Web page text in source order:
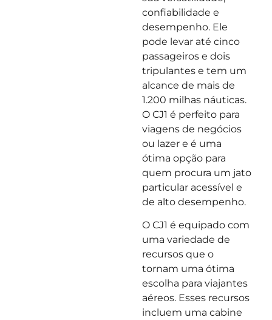
confiabilidade e
desempenho. Ele
pode levar até cinco
passageiros e dois
tripulantes e tem um
alcance de mais de
1.200 milhas náuticas.
O CJ1 é perfeito para
viagens de negócios
ou lazer e é uma
ótima opção para
quem procura um jato
particular acessível e
de alto desempenho.
O CJ1 é equipado com
uma variedade de
recursos que o
tornam uma ótima
escolha para viajantes
aéreos. Esses recursos
incluem uma cabine